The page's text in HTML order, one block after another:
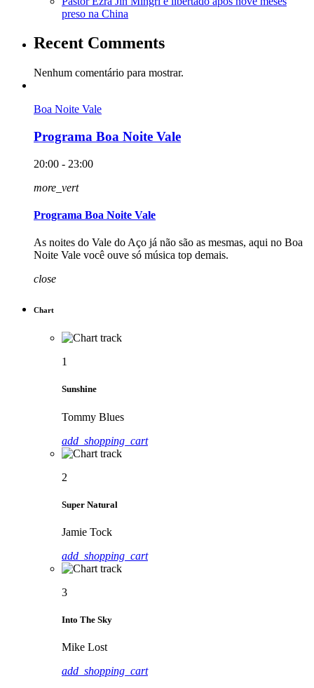
preso na China
Recent Comments
Nenhum comentário para mostrar.
Boa Noite Vale
Programa Boa Noite Vale
20:00 - 23:00
more_vert
Programa Boa Noite Vale
As noites do Vale do Aço já não são as mesmas, aqui no Boa
Noite Vale você ouve só música top demais.
close
Chart
1
Sunshine
Tommy Blues
add_shopping_cart
2
Super Natural
Jamie Tock
add_shopping_cart
3
Into The Sky
Mike Lost
add_shopping_cart